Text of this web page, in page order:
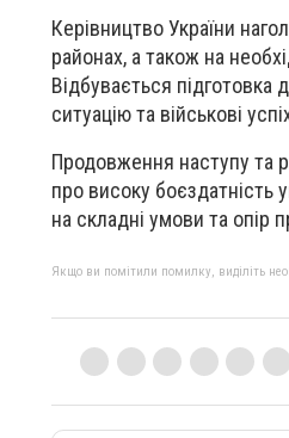
Керівництво України
районах, а також на
Відбувається
ситуацію та військові
Продовження наступу та
про високу боєздатність
на складні умови та опір
Якщо ви помітили помилку, виділіть